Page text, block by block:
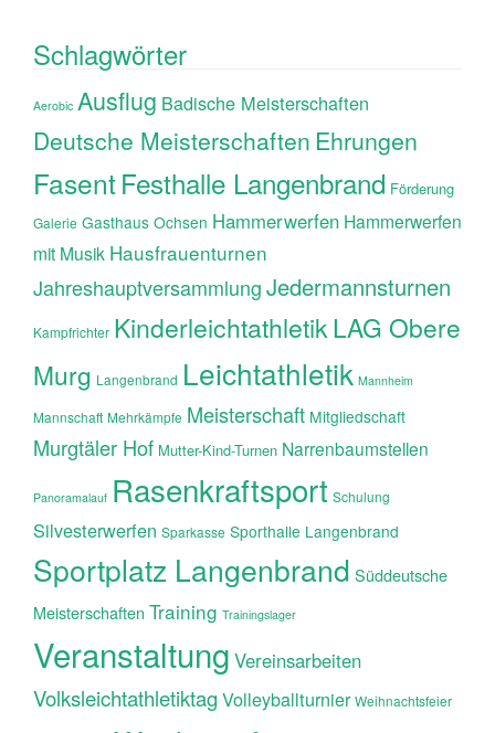
Schlagwörter
Aerobic Ausflug Badische Meisterschaften
Deutsche Meisterschaften Ehrungen
FasentFesthalle Langenbrand Förderung
Galerie Gasthaus Ochsen Hammerwerfen Hammerwerfen
mit Musik Hausfrauenturnen
JahreshauptversammlungJedermannsturnen
Kampfrichter KinderleichtathletikLAG Obere
Murg Langenbrand Leichtathletik Mannheim
Mannschaft Mehrkämpfe Meisterschaft Mitgliedschaft
Murgtäler Hof Mutter-Kind-Turnen Narrenbaumstellen
Panoramalauf Rasenkraftsport Schulung
Silvesterwerfen Sparkasse Sporthalle Langenbrand
Sportplatz Langenbrand Süddeutsche
Meisterschaften Training Trainingslager
Veranstaltung Vereinsarbeiten
Volksleichtathletiktag Volleyballturnier Weihnachtsfeier